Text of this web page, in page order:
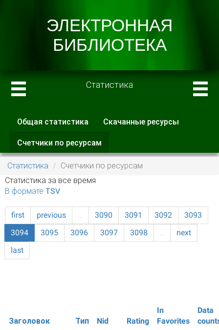
Статистика
Главные вкладки
Общая статистика Скачанные ресурсы
Счетчики по ресурсам
вкладка)
Статистика
Счетчики по ресурсам
Статистика за все время
В формате TSV
first previous … 3090 3091 3092
3093
3094
3095 3096 3097 3098 …
next
last
Заголовок Тип Nid Rating
In
Favorites
Data